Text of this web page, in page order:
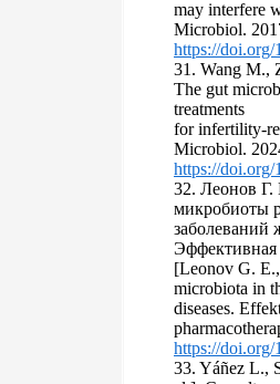
may interfere
Microbiol.
https://doi.org/
31. Wang M.,
The gut
treatments
for infertility-
Microbiol.
https://
32. Леонов
микробиоты
заболеваний
Эффективная
[Leonov G.
microbiota in
diseases.
https://
33. Yáñez L.,